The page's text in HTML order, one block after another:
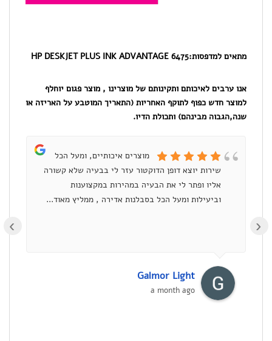
653
,דיו
למדפסת
מקורי
מתאים למדפסות:HP DESKJET PLUS INK ADVANTAGE 6475
אנו ערבים לאיכותם ותקינותם של מוצרינו , מוצר פגום יוחלף
למוצר חדש כפוף לתוקף האחריות (התאריך המוטבע על האריזה או
שנה,הגבוה מבינהם) ותכולת הדיו.
מוצרים איכותיים, ומעל הכל
שירות יוצא דופן הדוקטור עזר לי בבעיה שלא קשורה
אליו ופתר לי את הבעיה במהירות במקצוענות
וביעילות ומעל הכל בסבלנות אדירה , ממליץ מאוד...
Galmor Light
a month ago